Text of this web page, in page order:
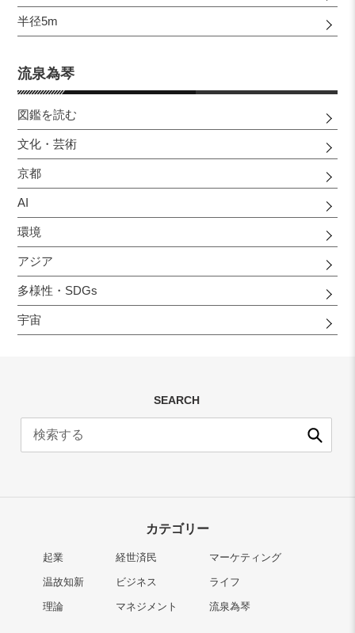
半径5m
流泉為琴
図鑑を読む
文化・芸術
京都
AI
環境
アジア
多様性・SDGs
宇宙
SEARCH
送
カテゴリー
起業
温故知新
理論
経世済民
ビジネス
マネジメント
マーケティング
ライフ
流泉為琴